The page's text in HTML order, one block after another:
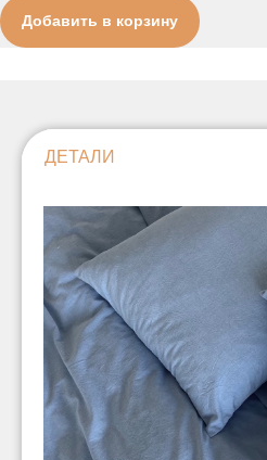
Добавить в корзину